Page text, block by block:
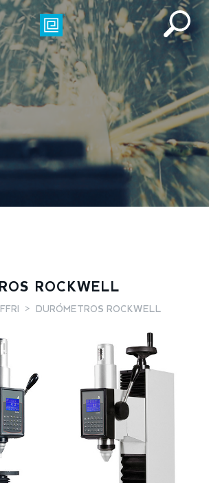
ROCKWELL
DURÓMETROS ROCKWELL